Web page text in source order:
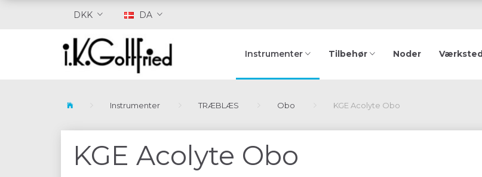
DKK DA
Instrumenter Tilbehør Noder Værksted
Instrumenter TRÆBLÆS Obo KGE Acolyte Obo
KGE Acolyte Obo